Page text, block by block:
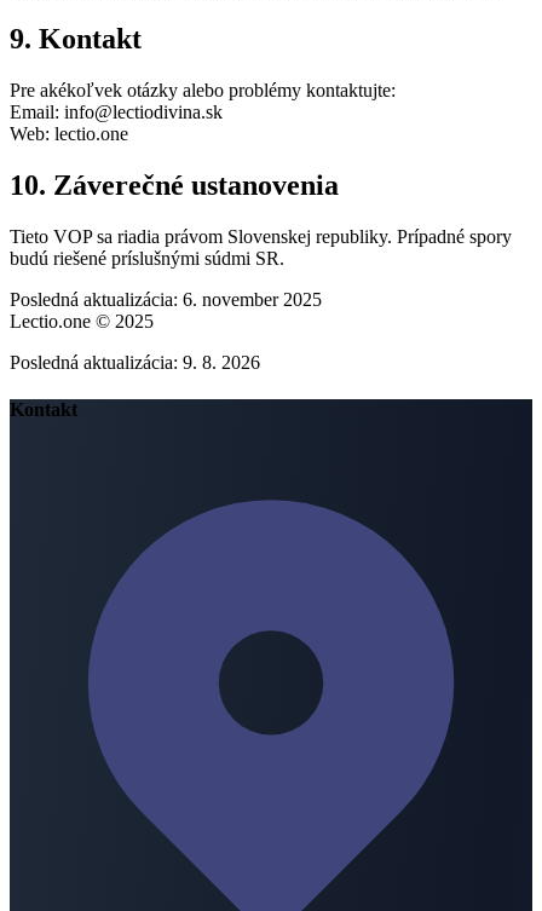
9. Kontakt
Pre akékoľvek otázky alebo problémy kontaktujte:
Email: info@lectiodivina.sk
Web: lectio.one
10. Záverečné ustanovenia
Tieto VOP sa riadia právom Slovenskej republiky. Prípadné spory
budú riešené príslušnými súdmi SR.
Posledná aktualizácia: 6. november 2025
Lectio.one © 2025
Posledná aktualizácia: 9. 8. 2026
Kontakt